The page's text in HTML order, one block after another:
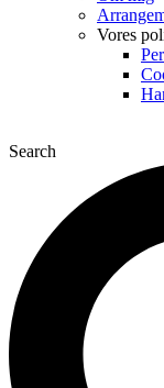
Vores
Search